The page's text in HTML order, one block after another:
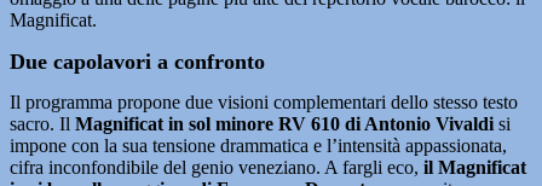
Magnificat.
Due capolavori a confronto
Il programma propone due visioni complementari dello stesso testo
sacro. Il Magnificat in sol minore RV 610 di Antonio Vivaldi si
impone con la sua tensione drammatica e l’intensità appassionata,
cifra inconfondibile del genio veneziano. A fargli eco, il Magnificat